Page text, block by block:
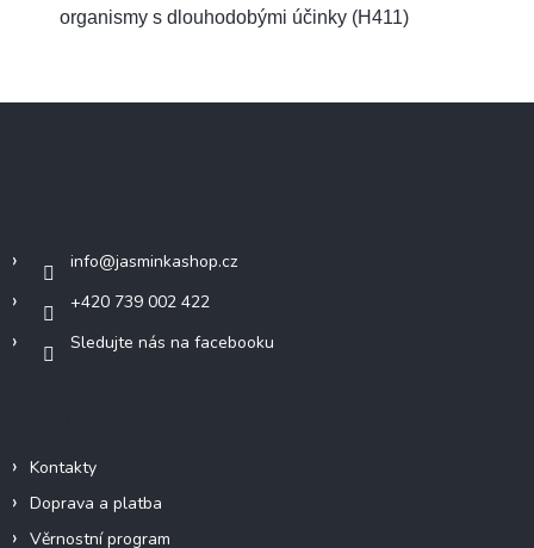
organismy s dlouhodobými účinky (H411)
info@jasminkashop.cz
+420 739 002 422
Sledujte nás na facebooku
Kontakty
Doprava a platba
Věrnostní program